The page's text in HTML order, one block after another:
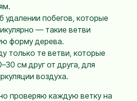
удалении побегов, которые
— такие ветви
форму дерева.
только те ветви, которые
см друг от друга, для
воздуха.
проверяю каждую ветку на